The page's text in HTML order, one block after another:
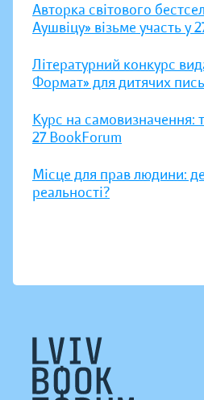
Авторка світового
Аушвіцу» візьме участь у
Літературний конкурс
Формат» для дитячих
Курс на самовизначення:
27 BookForum
Місце для прав людини:
реальності?